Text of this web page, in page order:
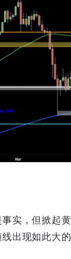
实，但掀起
出现如此大的